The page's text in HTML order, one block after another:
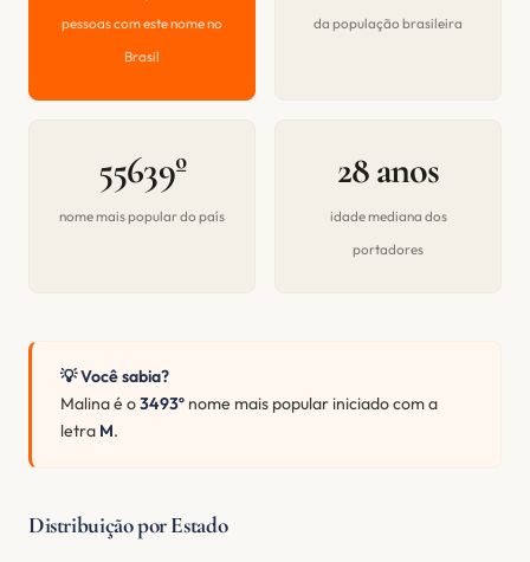
pessoas com este nome no
Brasil
da população brasileira
55639º
nome mais popular do país
28 anos
idade mediana dos
portadores
💡 Você sabia?
Malina é o3493º nome mais popular iniciado com a
letra M.
Distribuição por Estado